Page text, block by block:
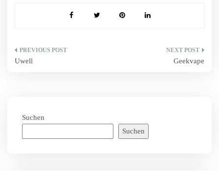
Beitragsnavigation
Uwell Geekvape
Suchen
Suchen